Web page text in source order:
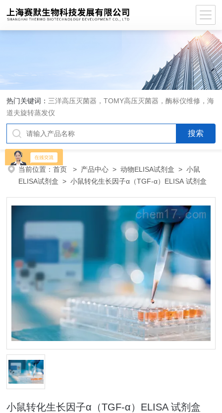
热门关键词： 三洋高压灭菌器，TOMY高压灭菌器，酶标仪维修，海
道夫旋转蒸发仪
当前位置：首页 > 产品中心 >动物ELISA试剂盒 >小鼠
ELISA试剂盒 > 小鼠转化生长因子α（TGF-α）ELISA 试剂盒
小鼠转化生长因子α（TGF-α）ELISA 试剂盒